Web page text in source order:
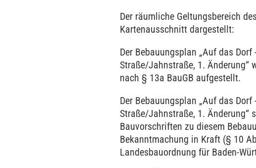
Der räumliche Geltungsbereich
Kartenausschnitt dargestellt:
Der Bebauungsplan „Auf das
Straße/Jahnstraße, 1. Änderung“
nach § 13a BauGB aufgestellt.
Der Bebauungsplan „Auf das
Straße/Jahnstraße, 1. Änderung“
Bauvorschriften zu diesem
Bekanntmachung in Kraft (§ 10
Landesbauordnung für Baden-